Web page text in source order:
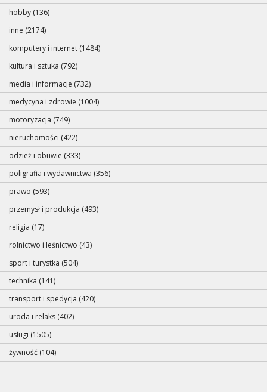
hobby (136)
inne (2174)
komputery i internet (1484)
kultura i sztuka (792)
media i informacje (732)
medycyna i zdrowie (1004)
motoryzacja (749)
nieruchomości (422)
odzież i obuwie (333)
poligrafia i wydawnictwa (356)
prawo (593)
przemysł i produkcja (493)
religia (17)
rolnictwo i leśnictwo (43)
sport i turystka (504)
technika (141)
transport i spedycja (420)
uroda i relaks (402)
usługi (1505)
żywność (104)